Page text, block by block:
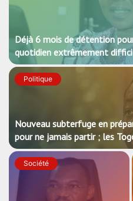
Déjà 6 mois de détention
quotidien extrêmement
Armées
Politique
Nouveau subterfuge en
pour ne jamais partir ; les
debout
Société